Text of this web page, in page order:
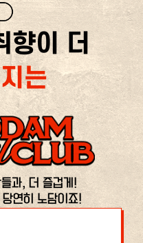
향이 더
는
과, 더 즐겁게!
연히 노담이죠!